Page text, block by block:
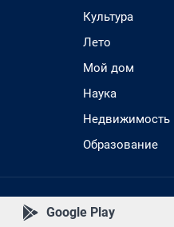
Культура
Лето
Мой дом
Наука
Недвижимость
Образование
Google Play